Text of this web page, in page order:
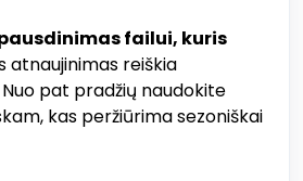
failui, kuris
atnaujinimas reiškia
pat pradžių naudokite
kas peržiūrima sezoniškai